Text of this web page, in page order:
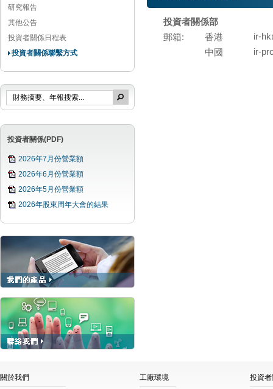
研究報告
其他公告
投資者關係日程表
投資者關係聯繫方式
投資者關係(PDF)
2026年7月份營業額
2026年6月份營業額
2026年5月份營業額
2026年股東周年大會的結果
投資者關係部
郵箱: 香港 ir-
中國 ir-
關於我們 工廠環境 投資